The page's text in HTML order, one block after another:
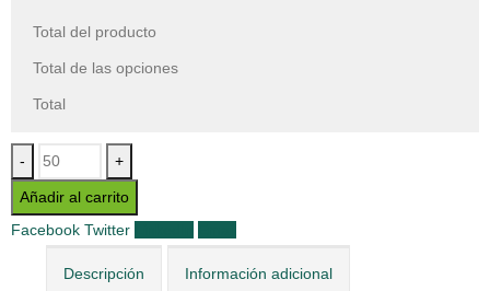
Total del producto
Total de las opciones
Total
- +
Añadir al carrito
Facebook Twitter
Descripción Información adicional